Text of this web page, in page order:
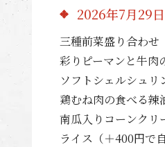
2026年7月29
三種前菜盛り合わせ
彩りピーマンと牛肉
ソフトシェルシュ
鶏むね肉の食べる辣
南瓜入りコーンクリ
ライス（＋400円で